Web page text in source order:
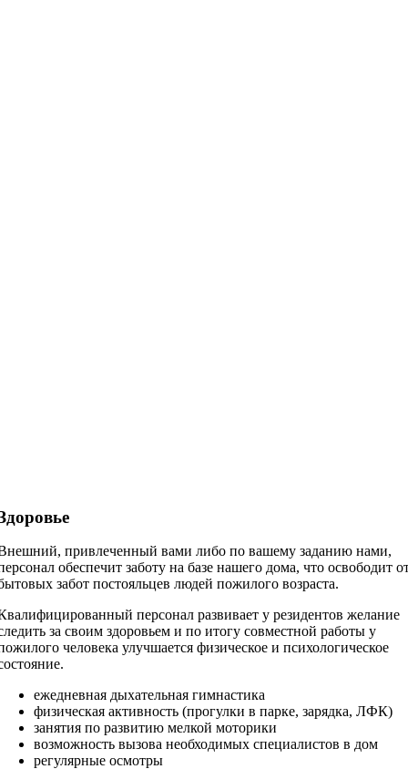
привлеченный вами либо по вашему заданию нами,
обеспечит заботу на базе нашего дома, что освободит
забот постояльцев людей пожилого возраста.
персонал развивает у резидентов желание
за своим здоровьем и по итогу совместной работы у
человека улучшается физическое и психологическое
ежедневная дыхательная гимнастика
физическая активность (прогулки в парке, зарядка, ЛФК)
занятия по развитию мелкой моторики
возможность вызова необходимых специалистов в дом
регулярные осмотры